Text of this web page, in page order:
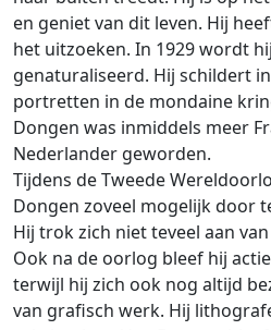
en geniet van dit leven. Hij
het uitzoeken. In 1929 wordt
genaturaliseerd. Hij schildert
portretten in de mondaine
Dongen was inmiddels meer
Nederlander geworden.
Tijdens de Tweede
Dongen zoveel mogelijk door
Hij trok zich niet teveel aan
Ook na de oorlog bleef hij
terwijl hij zich ook nog altijd
van grafisch werk. Hij